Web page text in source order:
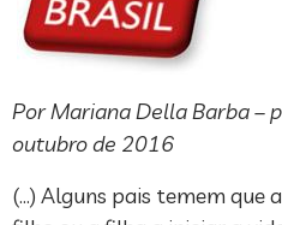
Por Mariana Della Barba –
outubro de 2016
(…) Alguns pais temem que